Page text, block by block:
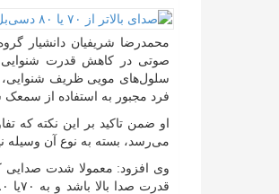
محمدرضا شریفیان دانشیار
سلول‌های مویی ظریف
فرد مجبور به استفاده از سمعک
او ضمن تاکید بر این نکته که
می‌رسد، بسته به نوع آن وسیله